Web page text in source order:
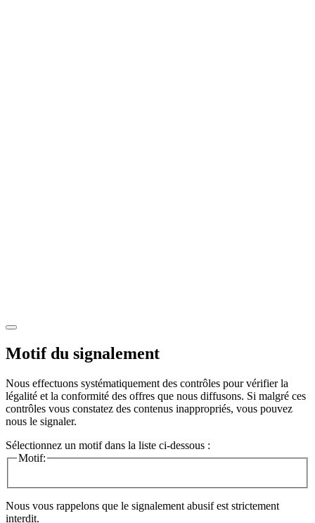
Motif du signalement
Nous effectuons systématiquement des contrôles pour vérifier la
légalité et la conformité des offres que nous diffusons. Si malgré ces
contrôles vous constatez des contenus inappropriés, vous pouvez
nous le signaler.
Sélectionnez un motif dans la liste ci-dessous :
Motif:
Nous vous rappelons que le signalement abusif est strictement
interdit.